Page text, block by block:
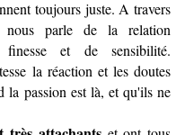
toujours juste. A travers
parle de la relation
finesse et de sensibilité.
la réaction et les doutes
la passion est là, et qu'ils ne